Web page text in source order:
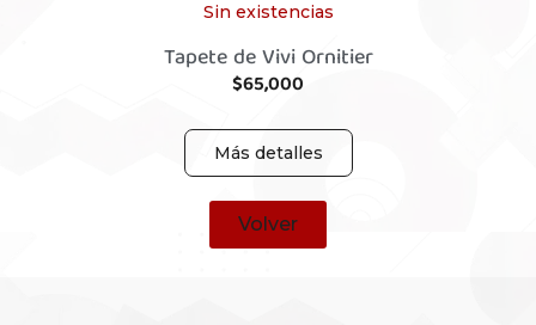
Sin existencias
Tapete de Vivi Ornitier
$65,000
Más detalles
Volver